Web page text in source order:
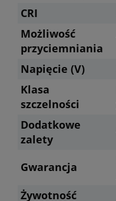
CRI
Możliwość
przyciemniania
Napięcie (V)
Klasa
szczelności
Dodatkowe
zalety
Gwarancja
Żywotność